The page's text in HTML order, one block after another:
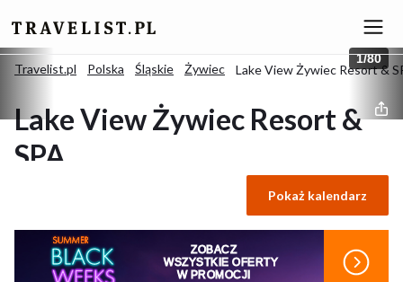
Travelist.pl Polska Śląskie Żywiec Lake View Żywiec Resort &
Lake View Żywiec Resort &
SPA
1/80
Pokaż kalendarz
ZOBACZ
WSZYSTKIE OFERTY
W PROMOCJI